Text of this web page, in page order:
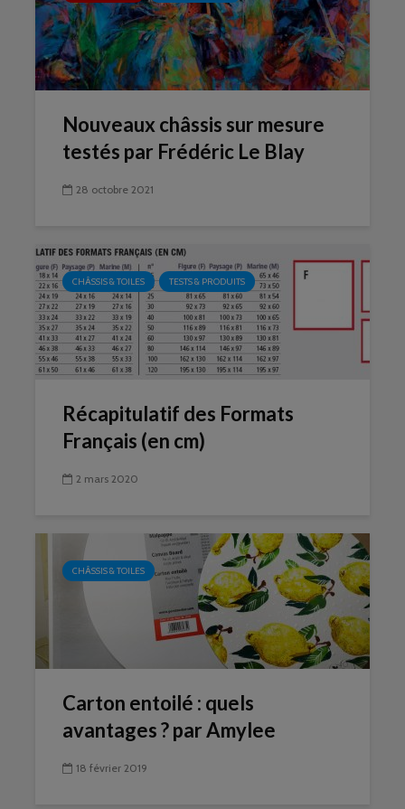
Nouveaux châssis sur mesure
testés par Frédéric Le Blay
28 octobre 2021
CHÂSSIS & TOILES TESTS & PRODUITS
Récapitulatif des Formats
Français (en cm)
2 mars 2020
CHÂSSIS & TOILES
Carton entoilé : quels
avantages ? par Amylee
18 février 2019